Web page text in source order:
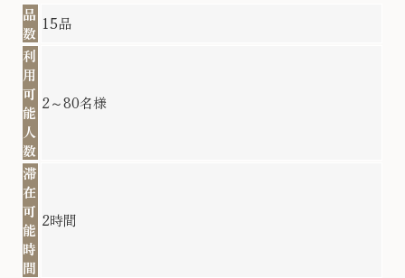
品
数
15品
利
用
可
能
人
数
2～80名様
滞
在
可
能
時
間
2時間